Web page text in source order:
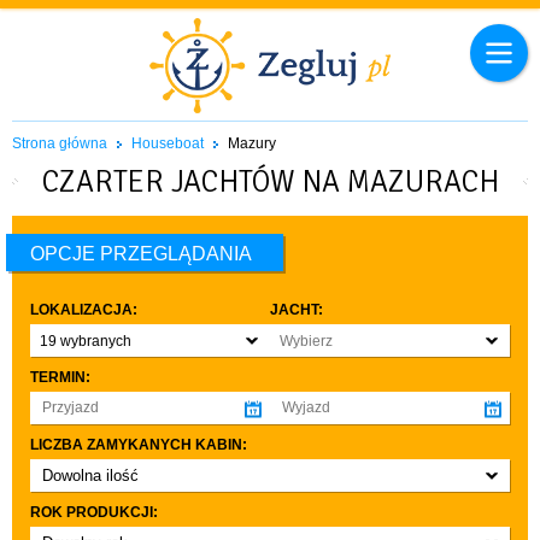
Strona główna Houseboat Mazury
CZARTER JACHTÓW NA MAZURACH
OPCJE PRZEGLĄDANIA
LOKALIZACJA:
19 wybranych
JACHT:
Wybierz
TERMIN:
LICZBA ZAMYKANYCH KABIN:
Dowolna ilość
co najmniej 1
co najmniej 2
ROK PRODUKCJI: